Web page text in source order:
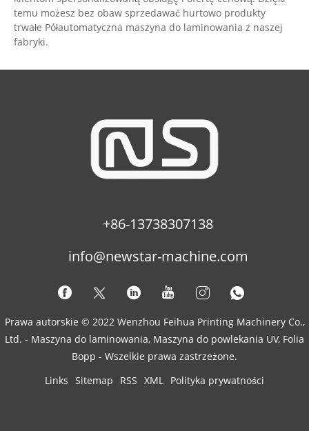
temu możesz bez obaw sprzedawać hurtowo produkty
trwałe Półautomatyczna maszyna do laminowania z naszej
fabryki.
+86-13738307138
info@newstar-machine.com
Prawa autorskie © 2022 Wenzhou Feihua Printing Machinery Co.,
Ltd. - Maszyna do laminowania, Maszyna do powlekania UV, Folia
Bopp - Wszelkie prawa zastrzeżone.
Links Sitemap RSS XML Polityka prywatności